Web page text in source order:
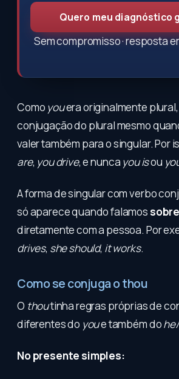
Quero meu diagnóstico
Sem compromisso · resposta
Como youera originalmente
conjugação do plural mesmo
valer também para o singular. Por
are, you drive, e nunca you isou
A forma de singular com verbo
só aparece quando falamos sobre
diretamente com a pessoa. Por
drives, she should, it works.
Como se conjuga o thou
O thoutinha regras próprias de
diferentes do youe também do
No presente simples: